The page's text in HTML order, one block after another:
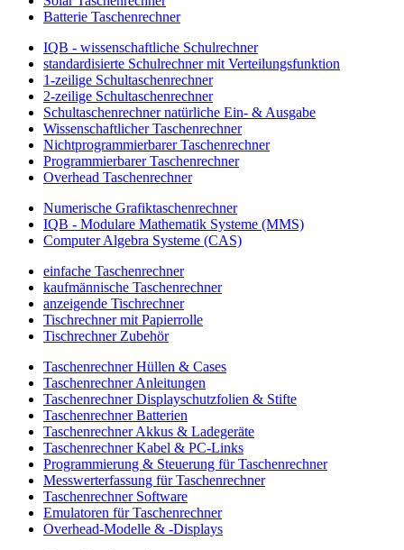
Batterie Taschenrechner
IQB - wissenschaftliche Schulrechner
standardisierte Schulrechner mit Verteilungsfunktion
1-zeilige Schultaschenrechner
2-zeilige Schultaschenrechner
Schultaschenrechner natürliche Ein- & Ausgabe
Wissenschaftlicher Taschenrechner
Nichtprogrammierbarer Taschenrechner
Programmierbarer Taschenrechner
Overhead Taschenrechner
Numerische Grafiktaschenrechner
IQB - Modulare Mathematik Systeme (MMS)
Computer Algebra Systeme (CAS)
einfache Taschenrechner
kaufmännische Taschenrechner
anzeigende Tischrechner
Tischrechner mit Papierrolle
Tischrechner Zubehör
Taschenrechner Hüllen & Cases
Taschenrechner Anleitungen
Taschenrechner Displayschutzfolien & Stifte
Taschenrechner Batterien
Taschenrechner Akkus & Ladegeräte
Taschenrechner Kabel & PC-Links
Programmierung & Steuerung für Taschenrechner
Messwerterfassung für Taschenrechner
Taschenrechner Software
Emulatoren für Taschenrechner
Overhead-Modelle & -Displays